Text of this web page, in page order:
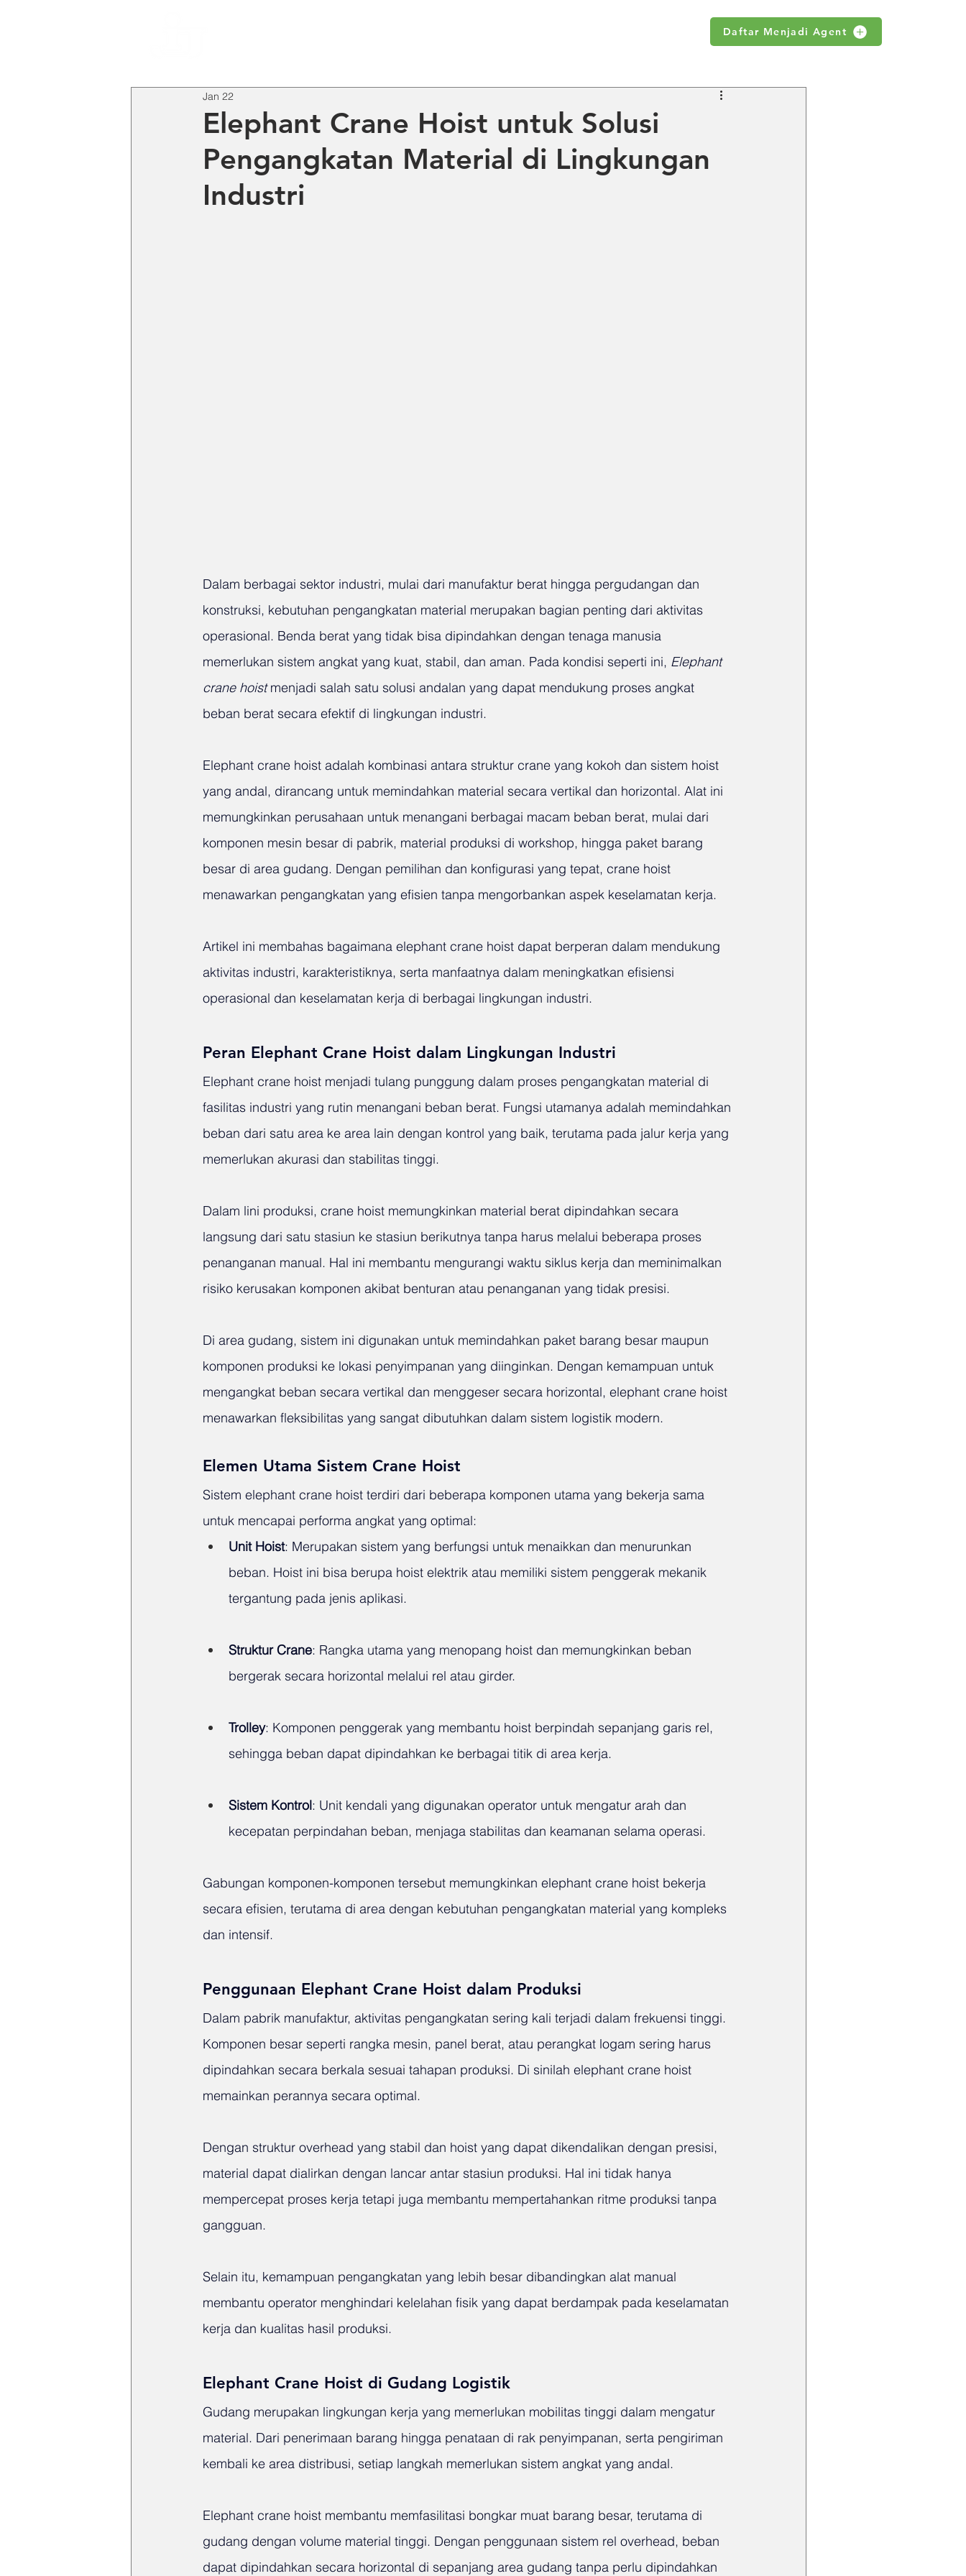
Daftar Menjadi Agent
Elephant Crane Hoist untuk Solusi
Pengangkatan Material di Lingkungan
Industri
Jan 22
Dalam berbagai sektor industri, mulai dari manufaktur berat hingga pergudangan dan
konstruksi, kebutuhan pengangkatan material merupakan bagian penting dari aktivitas
operasional. Benda berat yang tidak bisa dipindahkan dengan tenaga manusia
memerlukan sistem angkat yang kuat, stabil, dan aman. Pada kondisi seperti ini, Elephant
crane hoist menjadi salah satu solusi andalan yang dapat mendukung proses angkat
beban berat secara efektif di lingkungan industri.
Elephant crane hoist adalah kombinasi antara struktur crane yang kokoh dan sistem hoist
yang andal, dirancang untuk memindahkan material secara vertikal dan horizontal. Alat ini
memungkinkan perusahaan untuk menangani berbagai macam beban berat, mulai dari
komponen mesin besar di pabrik, material produksi di workshop, hingga paket barang
besar di area gudang. Dengan pemilihan dan konfigurasi yang tepat, crane hoist
menawarkan pengangkatan yang efisien tanpa mengorbankan aspek keselamatan kerja.
Artikel ini membahas bagaimana elephant crane hoist dapat berperan dalam mendukung
aktivitas industri, karakteristiknya, serta manfaatnya dalam meningkatkan efisiensi
operasional dan keselamatan kerja di berbagai lingkungan industri.
Peran Elephant Crane Hoist dalam Lingkungan Industri
Elephant crane hoist menjadi tulang punggung dalam proses pengangkatan material di
fasilitas industri yang rutin menangani beban berat. Fungsi utamanya adalah memindahkan
beban dari satu area ke area lain dengan kontrol yang baik, terutama pada jalur kerja yang
memerlukan akurasi dan stabilitas tinggi.
Dalam lini produksi, crane hoist memungkinkan material berat dipindahkan secara
langsung dari satu stasiun ke stasiun berikutnya tanpa harus melalui beberapa proses
penanganan manual. Hal ini membantu mengurangi waktu siklus kerja dan meminimalkan
risiko kerusakan komponen akibat benturan atau penanganan yang tidak presisi.
Di area gudang, sistem ini digunakan untuk memindahkan paket barang besar maupun
komponen produksi ke lokasi penyimpanan yang diinginkan. Dengan kemampuan untuk
mengangkat beban secara vertikal dan menggeser secara horizontal, elephant crane hoist
menawarkan fleksibilitas yang sangat dibutuhkan dalam sistem logistik modern.
Elemen Utama Sistem Crane Hoist
Sistem elephant crane hoist terdiri dari beberapa komponen utama yang bekerja sama
untuk mencapai performa angkat yang optimal:
Unit Hoist: Merupakan sistem yang berfungsi untuk menaikkan dan menurunkan
beban. Hoist ini bisa berupa hoist elektrik atau memiliki sistem penggerak mekanik
tergantung pada jenis aplikasi.
Struktur Crane: Rangka utama yang menopang hoist dan memungkinkan beban
bergerak secara horizontal melalui rel atau girder.
Trolley: Komponen penggerak yang membantu hoist berpindah sepanjang garis rel,
sehingga beban dapat dipindahkan ke berbagai titik di area kerja.
Sistem Kontrol: Unit kendali yang digunakan operator untuk mengatur arah dan
kecepatan perpindahan beban, menjaga stabilitas dan keamanan selama operasi.
Gabungan komponen-komponen tersebut memungkinkan elephant crane hoist bekerja
secara efisien, terutama di area dengan kebutuhan pengangkatan material yang kompleks
dan intensif.
Penggunaan Elephant Crane Hoist dalam Produksi
Dalam pabrik manufaktur, aktivitas pengangkatan sering kali terjadi dalam frekuensi tinggi.
Komponen besar seperti rangka mesin, panel berat, atau perangkat logam sering harus
dipindahkan secara berkala sesuai tahapan produksi. Di sinilah elephant crane hoist
memainkan perannya secara optimal.
Dengan struktur overhead yang stabil dan hoist yang dapat dikendalikan dengan presisi,
material dapat dialirkan dengan lancar antar stasiun produksi. Hal ini tidak hanya
mempercepat proses kerja tetapi juga membantu mempertahankan ritme produksi tanpa
gangguan.
Selain itu, kemampuan pengangkatan yang lebih besar dibandingkan alat manual
membantu operator menghindari kelelahan fisik yang dapat berdampak pada keselamatan
kerja dan kualitas hasil produksi.
Elephant Crane Hoist di Gudang Logistik
Gudang merupakan lingkungan kerja yang memerlukan mobilitas tinggi dalam mengatur
material. Dari penerimaan barang hingga penataan di rak penyimpanan, serta pengiriman
kembali ke area distribusi, setiap langkah memerlukan sistem angkat yang andal.
Elephant crane hoist membantu memfasilitasi bongkar muat barang besar, terutama di
gudang dengan volume material tinggi. Dengan penggunaan sistem rel overhead, beban
dapat dipindahkan secara horizontal di sepanjang area gudang tanpa perlu dipindahkan